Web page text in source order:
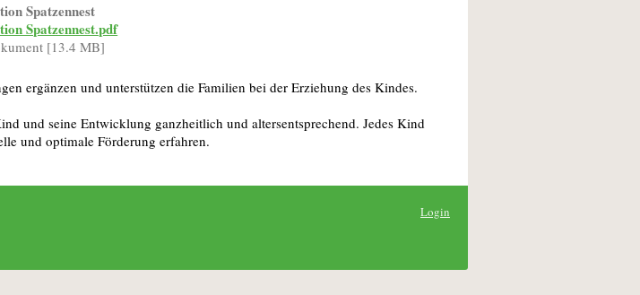
Spatzennest
Spatzennest.pdf
[13.4 MB]
ergänzen und unterstützen die Familien bei der Erziehung des Kindes.
und seine Entwicklung ganzheitlich und altersentsprechend. Jedes Kind
und optimale Förderung erfahren.
Login